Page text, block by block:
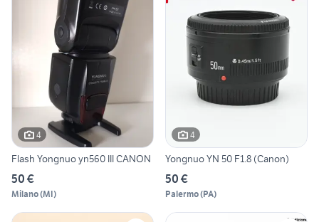
4
Flash Yongnuo yn560 III CANON
50 €
Milano(MI)
4
Yongnuo YN 50 F1.8 (Canon)
50 €
Palermo(PA)